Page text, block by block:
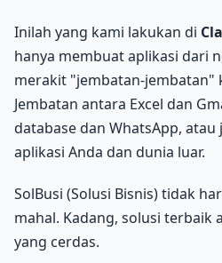
Inilah yang kami lakukan di
hanya membuat aplikasi dari
merakit "jembatan-jembatan"
Jembatan antara Excel dan
database dan WhatsApp,
aplikasi Anda dan dunia luar.
SolBusi (Solusi Bisnis) tidak
mahal. Kadang, solusi terbaik
yang cerdas.